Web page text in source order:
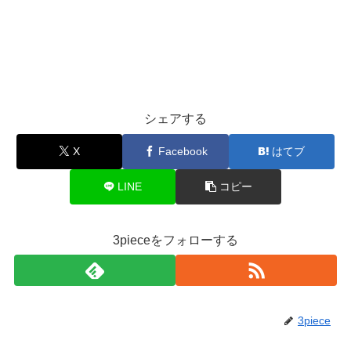
シェアする
X Facebook はてブ
LINE コピー
3pieceをフォローする
3piece